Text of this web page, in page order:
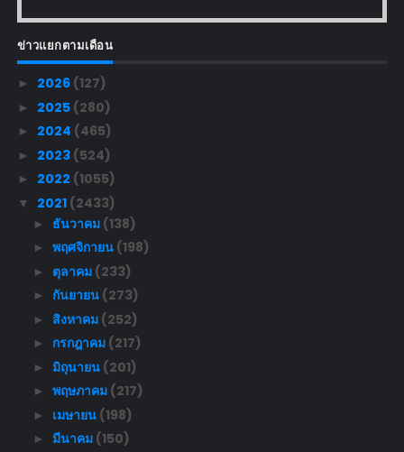
ข่าวแยกตามเดือน
► 2026 (127)
► 2025 (280)
► 2024 (465)
► 2023 (524)
► 2022 (1055)
▼ 2021 (2433)
► ธันวาคม (138)
► พฤศจิกายน (198)
► ตุลาคม (233)
► กันยายน (273)
► สิงหาคม (252)
► กรกฎาคม (217)
► มิถุนายน (201)
► พฤษภาคม (217)
► เมษายน (198)
► มีนาคม (150)